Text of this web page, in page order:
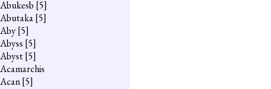
Abukesb [5]
Abutaka[5]
Aby[5]
Abyss [5]
Abyst[5]
Acamarchis
Acan[5]